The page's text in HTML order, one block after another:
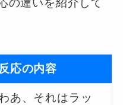
の違いを紹介して
応の内容
あ、それはラッ